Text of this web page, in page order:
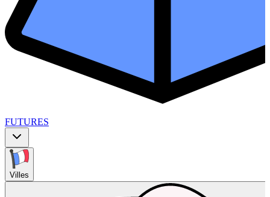
FUTURES
Villes